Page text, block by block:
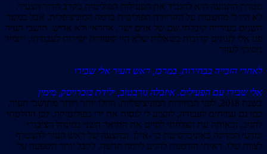
מטרת התנועה היא להגביר את הפעילות הפוליטית בקרב הדור הצעיר.
לא היו לי מחשבות על הקריירה הפוליטית ברמה המוניציפלית, אבל במשך
השנים בעירייה קיבלתי שם של אדם ישר, אחראי ולא אדיש. תושבי העיר
פנו אלי לעתים קרובות בשאלות שלא היו קשורות ישירות לעבודתי, ותמיד
ניסיתי לעזור.
לאחרי הזכייה בבחירות. במרכז, ראש העיר אלי שבירו
אלי שבירו עם הפעילים. איזבלה גורבטוב, ילידת בוברויסק, מימין
בשנת 2018, לפני הבחירות המוניציפליות, החלו יותר ויותר מתושבי העיר,
כמו גם עמיתים לעבודה, להציע לי לנסות את ידי בפוליטיקה. לכן החלטתי
להגיב, ובאותה עת הצלחתי לסיים את התואר השני במינהל הציבורי
ומדעי המדינה באוניברסיטת בר-אילן. ובהצעה של ראש העיר להצטרף
לצוות שלו, ראיתי הזדמנות להגיע לרמה חדשה, לקבל יותר השפעה על